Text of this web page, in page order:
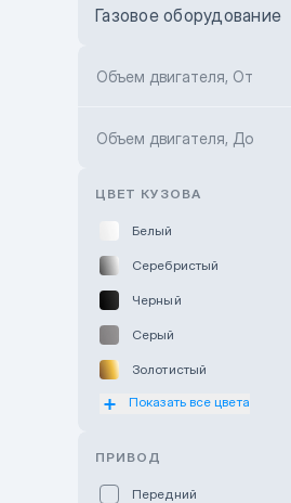
Toyota Kokshetau
Hyundai ShymCity
Газовое оборудование
Объем двигателя, От
Объем двигателя, До
ЦВЕТ КУЗОВА
Белый
Серебристый
Черный
Серый
Золотистый
Оранжевый
Показать все цвета
ПРИВОД
Передний